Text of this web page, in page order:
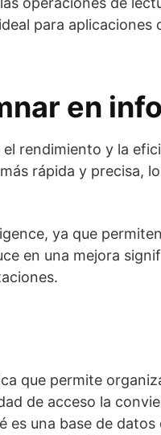
para aplicaciones
en
rendimiento y la
rápida y precisa,
ya que
en una mejora
que permite
de acceso la
es una base de